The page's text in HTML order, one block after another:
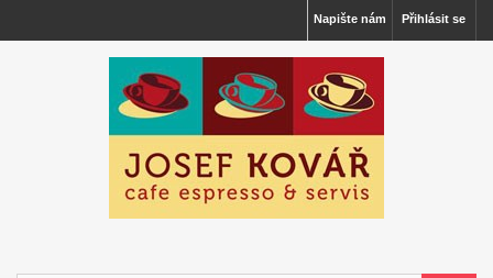
Přihlásit se
Napište nám